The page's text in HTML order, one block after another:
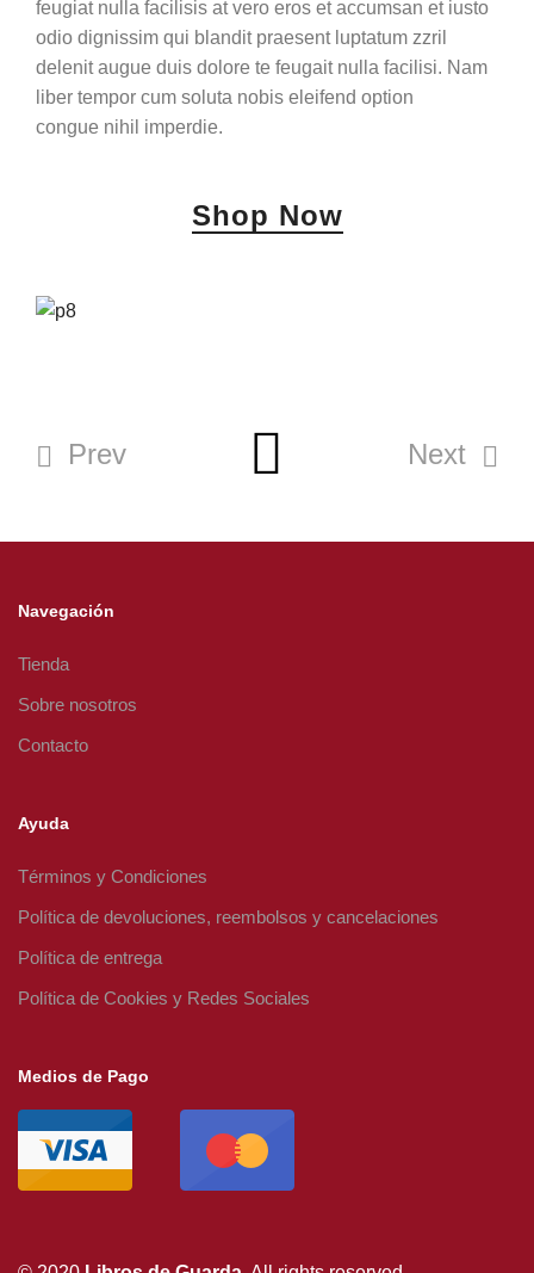
feugiat nulla facilisis at vero eros et accumsan et iusto
odio dignissim qui blandit praesent luptatum zzril
delenit augue duis dolore te feugait nulla facilisi. Nam
liber tempor cum soluta nobis eleifend option
congue nihil imperdie.
Shop Now
Prev Next
Navegación
Tienda
Sobre nosotros
Contacto
Ayuda
Términos y Condiciones
Política de devoluciones, reembolsos y cancelaciones
Política de entrega
Política de Cookies y Redes Sociales
Medios de Pago